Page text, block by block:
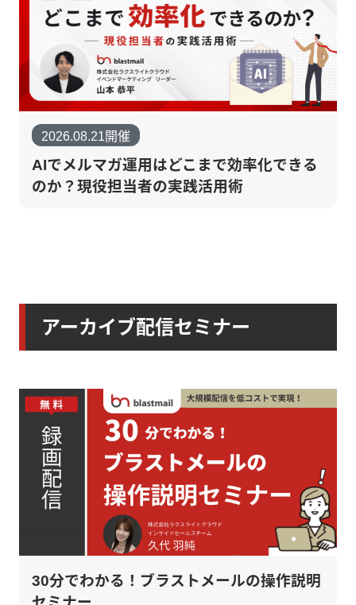
2026.08.21開催
AIでメルマガ運用はどこまで効率化できる
のか？現役担当者の実践活用術
アーカイブ配信セミナー
30分でわかる！ブラストメールの操作説明